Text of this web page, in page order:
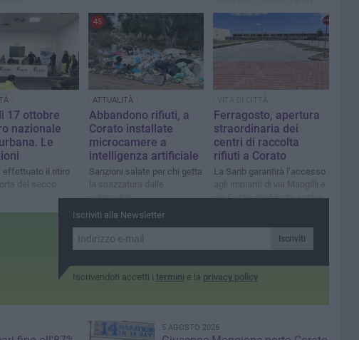
ricco programma per
l’ambiente
17 ottobre
nazionale
Le
effettuato il ritiro
del secco
45
ATTUALITÀ
Abbandono rifiuti, a
Corato installate
microcamere a
intelligenza artificiale
Sanzioni salate per chi getta
la spazzatura dalle
automobili
VITA DI CITTÀ
Ferragosto, apertura
straordinaria dei
centri di raccolta
rifiuti a Corato
La Sanb garantirà l’accesso
agli impianti di via Mangilli e
via Castel del Monte anche
Iscriviti alla Newsletter
Iscriviti
Iscrivendoti accetti i termini e la privacy policy
5 AGOSTO 2026